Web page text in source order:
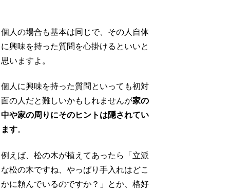
個人の場合も基本は同じで、その人自体
に興味を持った質問を心掛けるといいと
思いますよ。
個人に興味を持った質問といっても初対
面の人だと難しいかもしれませんが家の
中や家の周りにそのヒントは隠されてい
ます。
例えば、松の木が植えてあったら「立派
な松の木ですね、やっぱり手入れはどこ
かに頼んでいるのですか？」とか、格好